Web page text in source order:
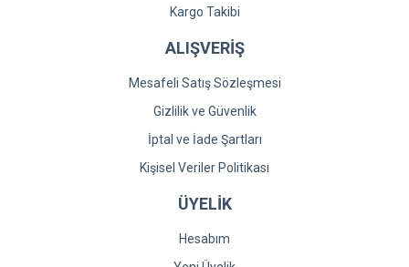
Kargo Takibi
ALIŞVERİŞ
Mesafeli Satış Sözleşmesi
Gizlilik ve Güvenlik
İptal ve İade Şartları
Kişisel Veriler Politikası
ÜYELİK
Hesabım